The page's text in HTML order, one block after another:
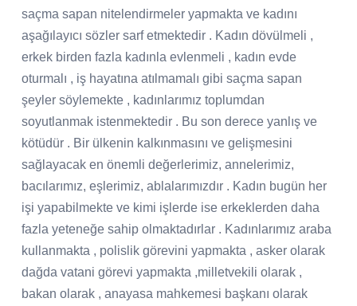
saçma sapan nitelendirmeler yapmakta ve kadını
aşağılayıcı sözler sarf etmektedir . Kadın dövülmeli ,
erkek birden fazla kadınla evlenmeli , kadın evde
oturmalı , iş hayatına atılmamalı gibi saçma sapan
şeyler söylemekte , kadınlarımız toplumdan
soyutlanmak istenmektedir . Bu son derece yanlış ve
kötüdür . Bir ülkenin kalkınmasını ve gelişmesini
sağlayacak en önemli değerlerimiz, annelerimiz,
bacılarımız, eşlerimiz, ablalarımızdır . Kadın bugün her
işi yapabilmekte ve kimi işlerde ise erkeklerden daha
fazla yeteneğe sahip olmaktadırlar . Kadınlarımız araba
kullanmakta , polislik görevini yapmakta , asker olarak
dağda vatani görevi yapmakta ,milletvekili olarak ,
bakan olarak , anayasa mahkemesi başkanı olarak